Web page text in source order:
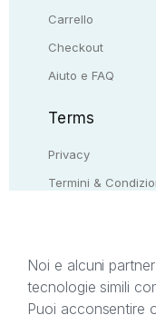
Carrello
Checkout
Aiuto e FAQ
Terms
Privacy
Termini &
Il presente sito
Noi e alcuni
tecnologie simili
Puoi acconsentire